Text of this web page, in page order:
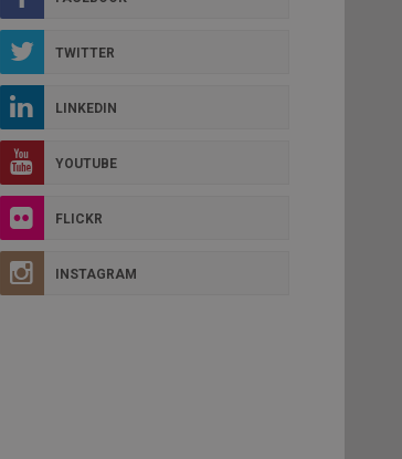
TWITTER
LINKEDIN
YOUTUBE
FLICKR
INSTAGRAM